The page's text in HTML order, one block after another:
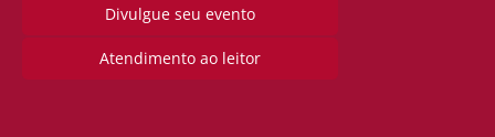
Divulgue seu evento
Atendimento ao leitor